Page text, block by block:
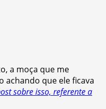
a moça que me
achando que ele ficava
sobre isso, referente a